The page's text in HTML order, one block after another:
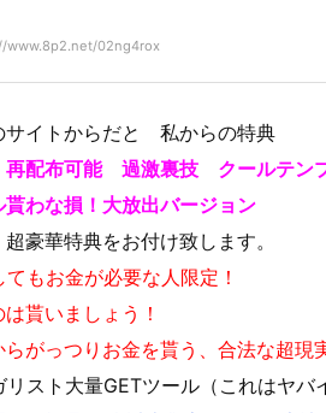
www.8p2.net/02ng4rox
イトからだと 私からの特典
配布可能 過激裏技 クールテン
貰わな損！大放出バージョン
豪華特典をお付け致します。
もお金が必要な人限定！
貰いましょう！
らがっつりお金を貰う、合法な超現
スト大量GETツール（これはヤバ